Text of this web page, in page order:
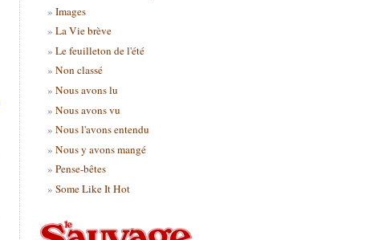
Images
La Vie brève
Le feuilleton de l'été
Non classé
Nous avons lu
Nous avons vu
Nous l'avons entendu
Nous y avons mangé
Pense-bêtes
Some Like It Hot